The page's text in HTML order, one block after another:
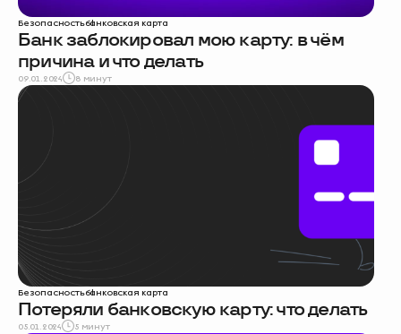
Безопасностьбанковская карта
Банк заблокировал мою карту: в чём
причина и что делать
09.01.2024 8 минут
Безопасностьбанковская карта
Потеряли банковскую карту: что делать
05.01.2024 5 минут